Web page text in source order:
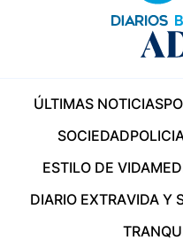
ÚLTIMAS NOTICIAS
SOCIEDAD
ESTILO DE VIDA
DIARIO EXTRAVIDA Y